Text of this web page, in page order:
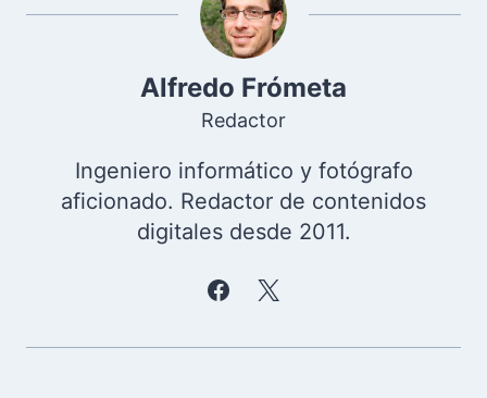
Alfredo Frómeta
Redactor
Ingeniero informático y fotógrafo
aficionado. Redactor de contenidos
digitales desde 2011.